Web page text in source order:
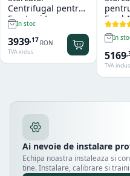
Centrifugal pentru
Fructe si Legume
Hendi
In stoc
3939,17 RON
TVA inclus
In
5169,
TVA inclus
Ai nevoie de instalare
Echipa noastra instaleaza si
tine. Instalare, calibrare si